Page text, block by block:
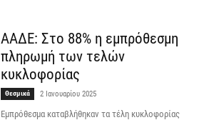
ΑΑΔΕ: Στο 88% η εμπρόθεσμη
πληρωμή των τελών
κυκλοφορίας
Θεσμικά 2 Ιανουαρίου 2025
Εμπρόθεσμα καταβλήθηκαν τα τέλη κυκλοφορίας